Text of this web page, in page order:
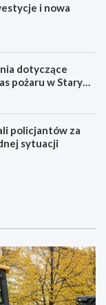
i nowa
dotyczące
pożaru w Starym
policjantów za
sytuacji